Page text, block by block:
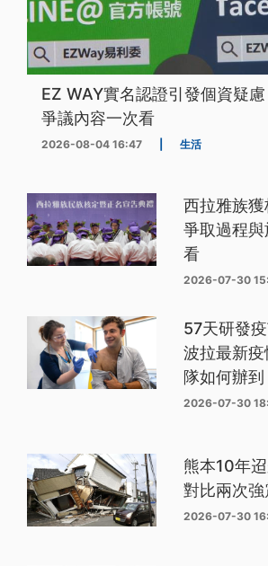
EZ WAY實名認證引發個資疑
爭議內容一次看
2026-08-04 16:47 生活
西拉雅族
爭取過程
看
2026-07-30
57天研發
波拉最新
隊如何辦到
2026-07-30
熊本10年
對比兩次
2026-07-30